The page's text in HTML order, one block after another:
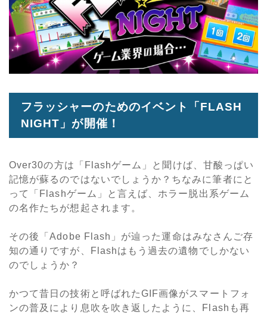
フラッシャーのためのイベント「FLASH
NIGHT」が開催！
Over30の方は「Flashゲーム」と聞けば、甘酸っぱい
記憶が蘇るのではないでしょうか？ちなみに筆者にと
って「Flashゲーム」と言えば、ホラー脱出系ゲーム
の名作たちが想起されます。
その後「Adobe Flash」が辿った運命はみなさんご存
知の通りですが、Flashはもう過去の遺物でしかない
のでしょうか？
かつて昔日の技術と呼ばれたGIF画像がスマートフォ
ンの普及により息吹を吹き返したように、Flashも再